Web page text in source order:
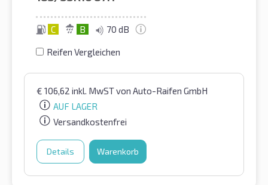
C B 70 dB
Reifen Vergleichen
€ 106,62 inkl. MwSTvon Auto-Raifen GmbH
AUF LAGER
Versandkostenfrei
Details Warenkorb